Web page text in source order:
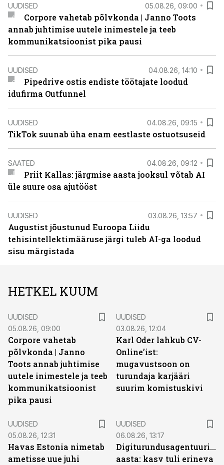
UUDISED 05.08.26, 09:00
Corpore vahetab põlvkonda | Janno Toots
annab juhtimise uutele inimestele ja teeb
kommunikatsioonist pika pausi
UUDISED 04.08.26, 14:10
Pipedrive ostis endiste töötajate loodud
idufirma Outfunnel
UUDISED 04.08.26, 09:15
TikTok suunab üha enam eestlaste ostuotsuseid
SAATED 04.08.26, 09:12
Priit Kallas: järgmise aasta jooksul võtab AI
üle suure osa ajutööst
UUDISED 03.08.26, 13:57
Augustist jõustunud Euroopa Liidu
tehisintellektimääruse järgi tuleb AI-ga loodud
sisu märgistada
HETKEL KUUM
UUDISED
05.08.26, 09:00
Corpore vahetab
põlvkonda | Janno
Toots annab juhtimise
uutele inimestele ja teeb
kommunikatsioonist
pika pausi
UUDISED
03.08.26, 12:04
Karl Oder lahkub CV-
Online’ist:
mugavustsoon on
turundaja karjääri
suurim komistuskivi
UUDISED
05.08.26, 12:31
Havas Estonia nimetab
ametisse uue juhi
UUDISED
06.08.26, 13:17
Digiturundusagentuuride
aasta: kasv tuli erineva